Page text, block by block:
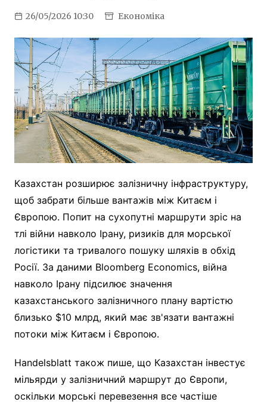
26/05/2026 10:30 Економіка
Казахстан розширює залізничну інфраструктуру,
щоб забрати більше вантажів між Китаєм і
Європою. Попит на сухопутні маршрути зріс на
тлі війни навколо Ірану, ризиків для морської
логістики та тривалого пошуку шляхів в обхід
Росії. За даними Bloomberg Economics, війна
навколо Ірану підсилює значення
казахстанського залізничного плану вартістю
близько $10 млрд, який має зв'язати вантажні
потоки між Китаєм і Європою.
Handelsblatt також пише, що Казахстан інвестує
мільярди у залізничний маршрут до Європи,
оскільки морські перевезення все частіше